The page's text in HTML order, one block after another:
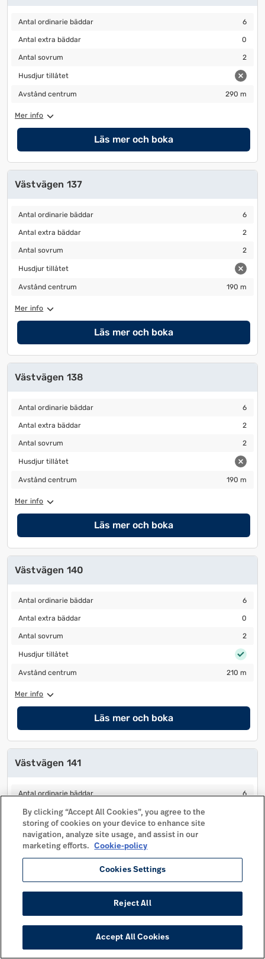
Antal ordinarie bäddar
Antal ordinarie bäddar 6
Antal extra bäddar
Antal extra bäddar 0
Antal sovrum
Antal sovrum 2
Husdjur tillåtet
Husdjur tillåtet
Avstånd centrum
Avstånd centrum 290 m
Mer info
Läs mer och boka
Västvägen 137
Antal ordinarie bäddar
Antal ordinarie bäddar 6
Antal extra bäddar
Antal extra bäddar 2
Antal sovrum
Antal sovrum 2
Husdjur tillåtet
Husdjur tillåtet
Avstånd centrum
Avstånd centrum 190 m
Mer info
Läs mer och boka
Västvägen 138
Antal ordinarie bäddar
Antal ordinarie bäddar 6
Antal extra bäddar
Antal extra bäddar 2
Antal sovrum
Antal sovrum 2
Husdjur tillåtet
Husdjur tillåtet
Avstånd centrum
Avstånd centrum 190 m
Mer info
Läs mer och boka
Västvägen 140
Antal ordinarie bäddar
Antal ordinarie bäddar 6
Antal extra bäddar
Antal extra bäddar 0
Antal sovrum
Antal sovrum 2
Husdjur tillåtet
Husdjur tillåtet
Avstånd centrum
Avstånd centrum 210 m
Mer info
Läs mer och boka
Västvägen 141
Antal ordinarie bäddar
Antal ordinarie bäddar 6
Antal extra bäddar 2
Antal extra bäddar
Antal sovrum 2
Antal sovrum
Husdjur tillåtet
Husdjur tillåtet
Avstånd centrum
Läs mer och boka
Västvägen 142
By clicking “Accept All Cookies”, you agree to the
storing of cookies on your device to enhance site
navigation, analyze site usage, and assist in our
marketing efforts.
Cookie-policy
Cookies Settings
Reject All
Accept All Cookies